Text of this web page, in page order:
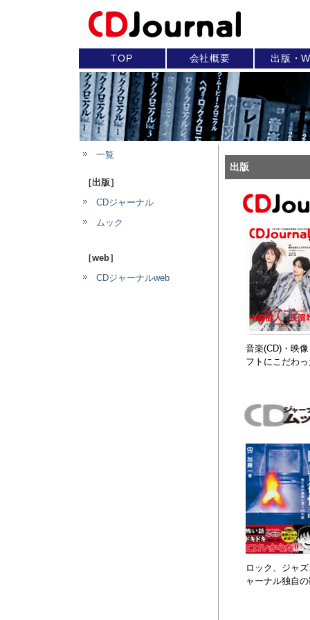
TOP 会社概要 出版・
一覧
［出版］
CDジャーナル
ムック
［web］
CDジャーナルweb
出版
音楽(CD)・映
フトにこだわ
ロック、ジャ
ャーナル独自